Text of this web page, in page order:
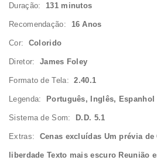
Duração: 131 minutos
Recomendação: 16 Anos
Cor: Colorido
Diretor: James Foley
Formato de Tela:2.40.1
Legenda: Português, Inglês, Espanhol
Sistema de Som: D.D. 5.1
Extras: Cenas excluídas Um prévia
liberdade Texto mais escuro Reunião